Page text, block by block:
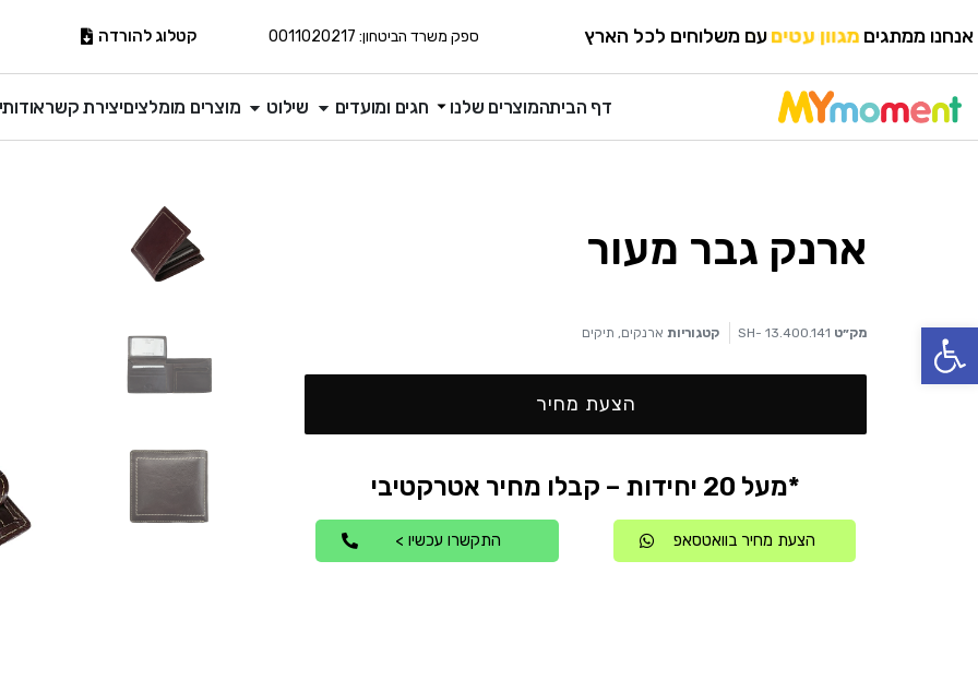
פתח סרגל נגישות
אנחנו ממתגים מגוון עטיםעם משלוחים לכל הארץ ספק משרד הביטחון: 0011020217 קטלוג להורדה
דף הביתהמוצרים שלנו חגים ומועדים שילוט מוצרים מומלציםיצירת קשר
ארנק גבר מעור
מק״ט SH- 13.400.141 קטגוריות ארנקים, תיקים
הצעת מחיר
*מעל 20 יחידות – קבלו מחיר אטרקטיבי
הצעת מחיר בוואטסאפ התקשרו עכשיו >